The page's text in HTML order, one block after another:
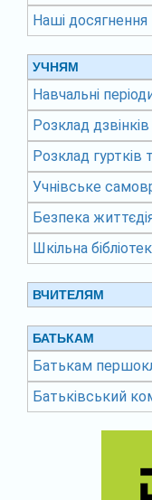
Наші досягнення
УЧНЯМ
Навчальні
Розклад дзвінків
Розклад гуртків
Учнівське
Безпека
Шкільна
ВЧИТЕЛЯМ
БАТЬКАМ
Батькам
Батьківський